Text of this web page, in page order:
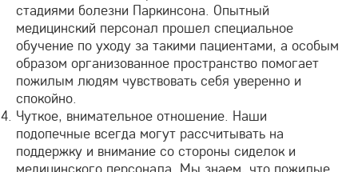
стадиями болезни Паркинсона. Опытный
медицинский персонал прошел специальное
обучение по уходу за такими пациентами, а особым
образом организованное пространство помогает
пожилым людям чувствовать себя уверенно и
спокойно.
Чуткое, внимательное отношение. Наши
подопечные всегда могут рассчитывать на
поддержку и внимание со стороны сиделок и